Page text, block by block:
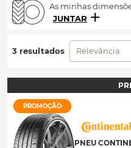
As minhas
JUNTAR
3 resultados Relevância
PROMOÇÃO
PNEU